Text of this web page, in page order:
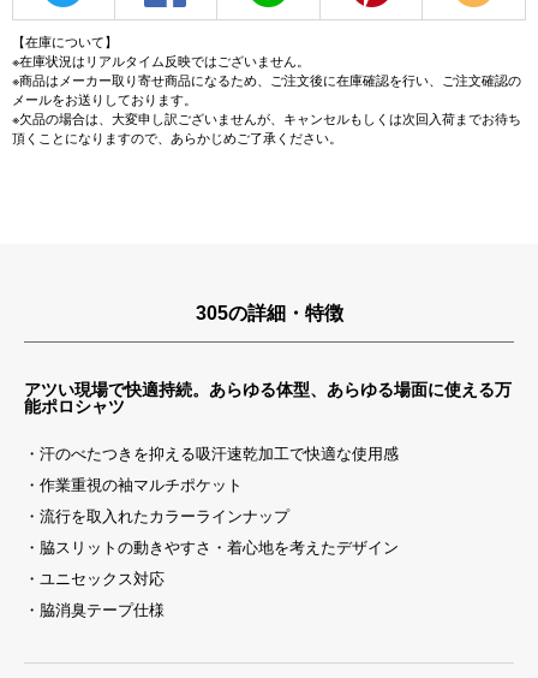
【在庫について】
※在庫状況はリアルタイム反映ではございません。
※商品はメーカー取り寄せ商品になるため、ご注文後に在庫確認を行い、ご注文確認の
メールをお送りしております。
※欠品の場合は、大変申し訳ございませんが、キャンセルもしくは次回入荷までお待ち
頂くことになりますので、あらかじめご了承ください。
305の詳細・特徴
アツい現場で快適持続。あらゆる体型、あらゆる場面に使える万
能ポロシャツ
・汗のべたつきを抑える吸汗速乾加工で快適な使用感
・作業重視の袖マルチポケット
・流行を取入れたカラーラインナップ
・脇スリットの動きやすさ・着心地を考えたデザイン
・ユニセックス対応
・脇消臭テープ仕様